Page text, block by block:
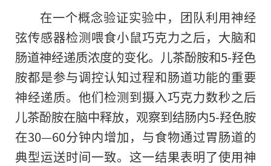
在一个概念验证实验中，团队利用神经
弦传感器检测喂食小鼠巧克力之后，大脑和
肠道神经递质浓度的变化。儿茶酚胺和5-羟色
胺都是参与调控认知过程和肠道功能的重要
神经递质。他们检测到摄入巧克力数秒之后
儿茶酚胺在脑中释放，观察到结肠内5-羟色胺
在30—60分钟内增加，与食物通过胃肠道的
典型运送时间一致。这一结果表明了使用神